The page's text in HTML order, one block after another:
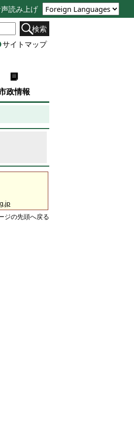
読み上げ
検索
サイトマップ
政情報
ジの先頭へ戻る